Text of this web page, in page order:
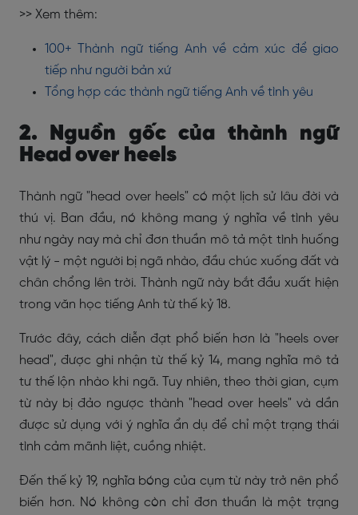
>> Xem thêm:
100+ Thành ngữ tiếng Anh về cảm xúc để giao
tiếp như người bản xứ
Tổng hợp các thành ngữ tiếng Anh về tình yêu
2. Nguồn gốc của thành ngữ
Head over heels
Thành ngữ "head over heels" có một lịch sử lâu đời và
thú vị. Ban đầu, nó không mang ý nghĩa về tình yêu
như ngày nay mà chỉ đơn thuần mô tả một tình huống
vật lý - một người bị ngã nhào, đầu chúc xuống đất và
chân chổng lên trời. Thành ngữ này bắt đầu xuất hiện
trong văn học tiếng Anh từ thế kỷ 18.
Trước đây, cách diễn đạt phổ biến hơn là "heels over
head", được ghi nhận từ thế kỷ 14, mang nghĩa mô tả
tư thế lộn nhào khi ngã. Tuy nhiên, theo thời gian, cụm
từ này bị đảo ngược thành "head over heels" và dần
được sử dụng với ý nghĩa ẩn dụ để chỉ một trạng thái
tình cảm mãnh liệt, cuồng nhiệt.
Đến thế kỷ 19, nghĩa bóng của cụm từ này trở nên phổ
biến hơn. Nó không còn chỉ đơn thuần là một trạng